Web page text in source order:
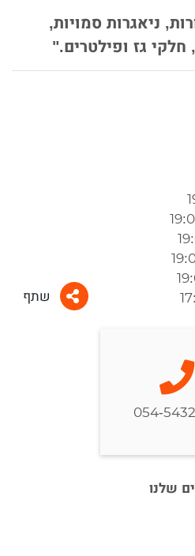
ניאגרות סמויות,
חלקי גז ופילטרים."
שתף
054-
שלנו